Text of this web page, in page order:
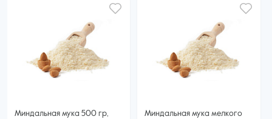
Миндальная мука 500 гр,
Миндальная мука мелкого